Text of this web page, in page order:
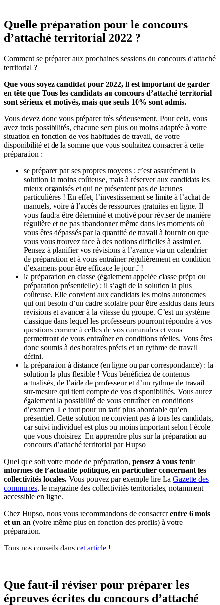
Quelle préparation pour le concours
d’attaché territorial 2022 ?
Comment se préparer aux prochaines sessions du concours d’attaché
territorial ?
Que vous soyez candidat pour 2022, il est important de garder
en tête que Tous les candidats au concours d’attaché territorial
sont sérieux et motivés, mais que seuls 10% sont admis.
Vous devez donc vous préparer très sérieusement. Pour cela, vous
avez trois possibilités, chacune sera plus ou moins adaptée à votre
situation en fonction de vos habitudes de travail, de votre
disponibilité et de la somme que vous souhaitez consacrer à cette
préparation :
se préparer par ses propres moyens : c’est assurément la
solution la moins coûteuse, mais à réserver aux candidats les
mieux organisés et qui ne présentent pas de lacunes
particulières ! En effet, l’investissement se limite à l’achat de
manuels, voire à l’accès de ressources gratuites en ligne. Il
vous faudra être déterminé et motivé pour réviser de manière
régulière et ne pas abandonner même dans les moments où
vous êtes dépassés par la quantité de travail à fournir ou que
vous vous trouvez face à des notions difficiles à assimiler.
Pensez à planifier vos révisions à l’avance via un calendrier
de préparation et à vous entraîner régulièrement en condition
d’examens pour être efficace le jour J !
la préparation en classe (également appelée classe prépa ou
préparation présentielle) : il s’agit de la solution la plus
coûteuse. Elle convient aux candidats les moins autonomes
qui ont besoin d’un cadre scolaire pour être assidus dans leurs
révisions et avancer à la vitesse du groupe. C’est un système
classique dans lequel les professeurs pourront répondre à vos
questions comme à celles de vos camarades et vous
permettront de vous entraîner en conditions réelles. Vous êtes
donc soumis à des horaires précis et un rythme de travail
défini.
la préparation à distance (en ligne ou par correspondance) : la
solution la plus flexible ! Vous bénéficiez de contenus
actualisés, de l’aide de professeur et d’un rythme de travail
sur-mesure qui tient compte de vos disponibilités. Vous aurez
également la possibilité de vous entraîner en conditions
d’examen. Le tout pour un tarif plus abordable qu’en
présentiel. Cette solution ne convient pas à tous les candidats,
car suivi individuel est plus ou moins important selon l’école
que vous choisirez. En apprendre plus sur la préparation au
concours d’attaché territorial par Hupso
Quel que soit votre mode de préparation, pensez à vous tenir
informés de l’actualité politique, en particulier concernant les
collectivités locales. Vous pouvez par exemple lire La Gazette des
communes, le magazine des collectivités territoriales, notamment
accessible en ligne.
Chez Hupso, nous vous recommandons de consacrerentre 6 mois
et un an (voire même plus en fonction des profils) à votre
préparation.
Tous nos conseils dans cet article !
Que faut-il réviser pour préparer les
épreuves écrites du concours d’attaché